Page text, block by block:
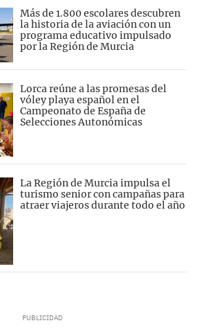
Más de 1.800 escolares descubren
la historia de la aviación con un
programa educativo impulsado
por la Región de Murcia
Lorca reúne a las promesas del
vóley playa español en el
Campeonato de España de
Selecciones Autonómicas
La Región de Murcia impulsa el
turismo senior con campañas para
atraer viajeros durante todo el año